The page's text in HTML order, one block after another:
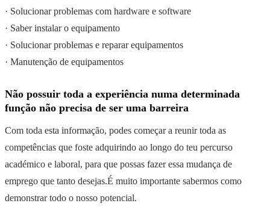
· Solucionar problemas com hardware e software
· Saber instalar o equipamento
· Solucionar problemas e reparar equipamentos
· Manutenção de equipamentos
Não possuir toda a experiência numa determinada
função não precisa de ser uma barreira
Com toda esta informação, podes começar a reunir toda as
competências que foste adquirindo ao longo do teu percurso
académico e laboral, para que possas fazer essa mudança de
emprego que tanto desejas.É muito importante sabermos como
demonstrar todo o nosso potencial.